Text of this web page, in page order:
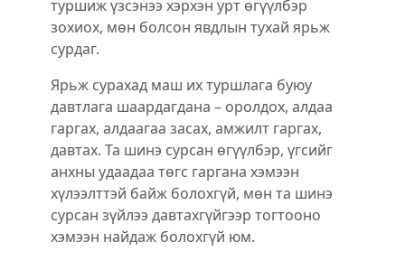
туршиж үзсэнээ хэрхэн урт өгүүлбэр
зохиох, мөн болсон явдлын тухай ярьж
сурдаг.
Ярьж сурахад маш их туршлага буюу
давтлага шаардагдана – оролдох, алдаа
гаргах, алдаагаа засах, амжилт гаргах,
давтах. Та шинэ сурсан өгүүлбэр, үгсийг
анхны удаадаа төгс гаргана хэмээн
хүлээлттэй байж болохгүй, мөн та шинэ
сурсан зүйлээ давтахгүйгээр тогтооно
хэмээн найдаж болохгүй юм.